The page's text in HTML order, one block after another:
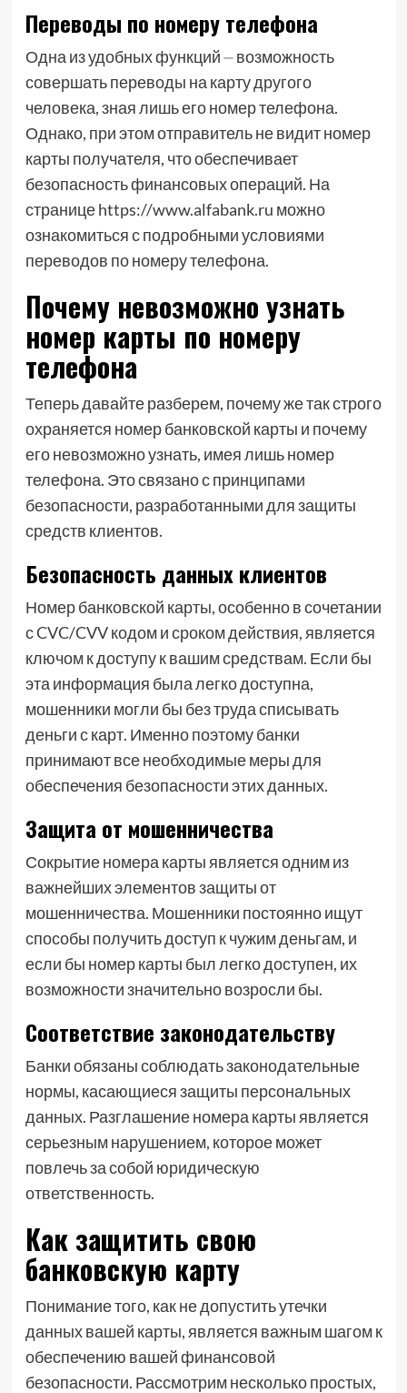
Переводы по номеру телефона
Одна из удобных функций ⏤ возможность
совершать переводы на карту другого
человека, зная лишь его номер телефона.
Однако, при этом отправитель не видит номер
карты получателя, что обеспечивает
безопасность финансовых операций. На
странице https://www.alfabank.ru можно
ознакомиться с подробными условиями
переводов по номеру телефона.
Почему невозможно узнать
номер карты по номеру
телефона
Теперь давайте разберем, почему же так строго
охраняется номер банковской карты и почему
его невозможно узнать, имея лишь номер
телефона. Это связано с принципами
безопасности, разработанными для защиты
средств клиентов.
Безопасность данных клиентов
Номер банковской карты, особенно в сочетании
с CVC/CVV кодом и сроком действия, является
ключом к доступу к вашим средствам. Если бы
эта информация была легко доступна,
мошенники могли бы без труда списывать
деньги с карт. Именно поэтому банки
принимают все необходимые меры для
обеспечения безопасности этих данных.
Защита от мошенничества
Сокрытие номера карты является одним из
важнейших элементов защиты от
мошенничества. Мошенники постоянно ищут
способы получить доступ к чужим деньгам, и
если бы номер карты был легко доступен, их
возможности значительно возросли бы.
Соответствие законодательству
Банки обязаны соблюдать законодательные
нормы, касающиеся защиты персональных
данных. Разглашение номера карты является
серьезным нарушением, которое может
повлечь за собой юридическую
ответственность.
Как защитить свою
банковскую карту
Понимание того, как не допустить утечки
данных вашей карты, является важным шагом к
обеспечению вашей финансовой
безопасности. Рассмотрим несколько простых,